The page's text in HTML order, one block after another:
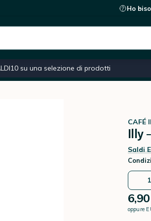
Ho
Caffè macinato Moka
su una selezione di prodotti
CAFÉ
Illy
Saldi
oppure
6,90 € -